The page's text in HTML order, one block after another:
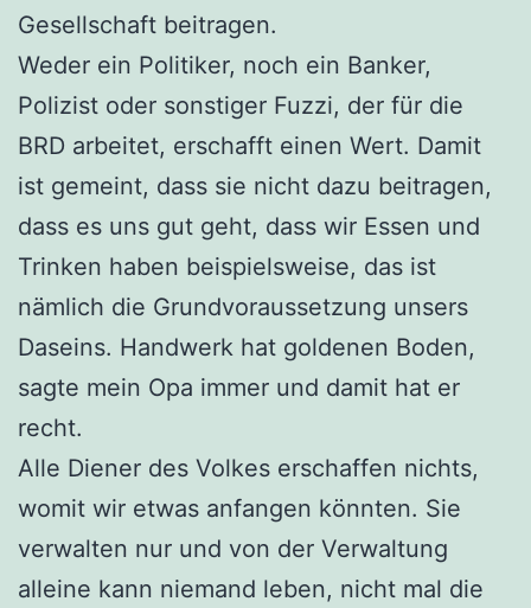
Gesellschaft beitragen.
Weder ein Politiker, noch ein Banker,
Polizist oder sonstiger Fuzzi, der für die
BRD arbeitet, erschafft einen Wert. Damit
ist gemeint, dass sie nicht dazu beitragen,
dass es uns gut geht, dass wir Essen und
Trinken haben beispielsweise, das ist
nämlich die Grundvoraussetzung unsers
Daseins. Handwerk hat goldenen Boden,
sagte mein Opa immer und damit hat er
recht.
Alle Diener des Volkes erschaffen nichts,
womit wir etwas anfangen könnten. Sie
verwalten nur und von der Verwaltung
alleine kann niemand leben, nicht mal die